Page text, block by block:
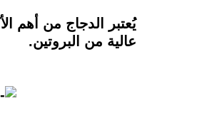
يُعتبر الدجاج من أهم
عالية من البروتين.